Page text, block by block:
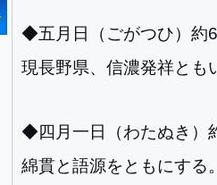
◆五月日（ごがつひ）約
現長野県、信濃発祥とも
◆四月一日（わたぬき）
綿貫と語源をともにする